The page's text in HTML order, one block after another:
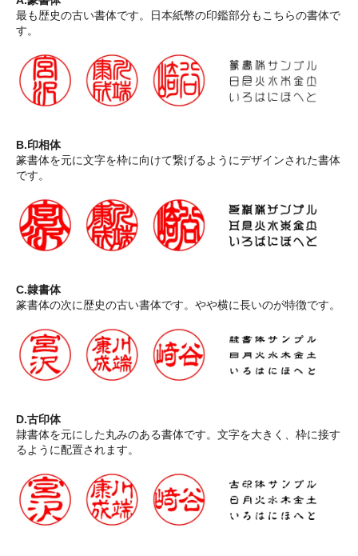
最も歴史の古い書体です。日本紙幣の印鑑部分もこちらの書体で
す。
B.印相体
篆書体を元に文字を枠に向けて繋げるようにデザインされた書体
です。
C.隷書体
篆書体の次に歴史の古い書体です。やや横に長いのが特徴です。
D.古印体
隷書体を元にした丸みのある書体です。文字を大きく、枠に接す
るように配置されます。